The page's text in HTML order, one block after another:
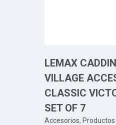
LEMAX
VILLAGE
CLASSIC
SET OF 7
Accesorios,